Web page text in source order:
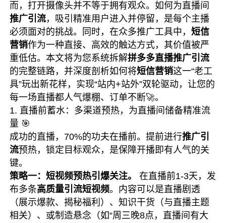
而，打开摄像头并不等于拥有观众。如何为直播间
推广引流，吸引精准用户进入并停留，是每个主播
必须面对的挑战。同时，在众多推广工具中，短信
营销作为一种直接、高效的触达方式，其价值被严
重低估。本文将为您系统拆解拼多多直播推广引流
的完整链路，并深度剖析如何将短信营销这一“老工
具”玩出新花样，实现“站内+站外”双轮驱动，让您的
每一场直播都人气爆棚、订单不断🚀。
1. 直播前蓄水：多渠道预热，为直播间储备精准流
量 🎯
成功的直播，70%的功夫在播前。提前进行推广引
流预热，锁定目标观众，是保障开播即有人气的关
键。
策略一：短视频预热引爆关注。
在直播前1-3天，发
布多条高质量引流短视频。内容可以是直播剧透
（展示爆款、揭秘福利）、知识干货（与直播主题
相关）、或制造悬念（如“周三晚8点，直播间有大